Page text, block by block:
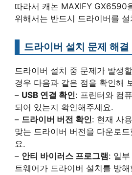
따라서 캐논 MAXIFY GX6590
위해서는 반드시 드라이버를
드라이버 설치 문제 해결
드라이버 설치 중 문제가 발생
경우 다음과 같은 점을 확인해
– USB 연결 확인: 프린터와 컴
되어 있는지 확인해주세요.
– 드라이버 버전 확인: 현재 사
맞는 드라이버 버전을 다운로
요.
– 안티 바이러스 프로그램: 일
트웨어가 드라이버 설치를 방